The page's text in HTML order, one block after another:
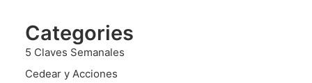
Categories
5 Claves Semanales
Cedear y Acciones